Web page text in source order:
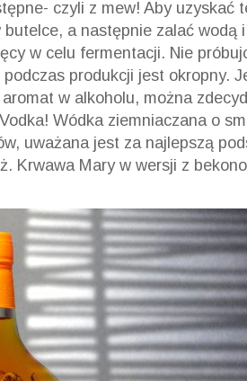
czyli z mew! Aby uzyskać
a następnie zalać wodą
w celu fermentacji. Nie
produkcji jest okropny.
w alkoholu, można
Wódka ziemniaczana o
uważana jest za najlepszą
Krwawa Mary w wersji z